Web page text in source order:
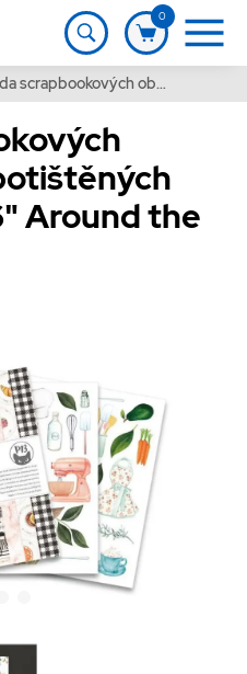
0
Sada scrapbookových oboustranně potištěných papírů P13 6x6" Around the table
Around the